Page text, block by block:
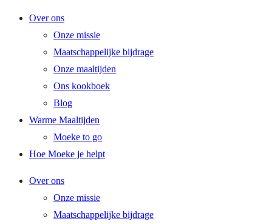
Over ons
Onze missie
Maatschappelijke bijdrage
Onze maaltijden
Ons kookboek
Blog
Warme Maaltijden
Moeke to go
Hoe Moeke je helpt
Over ons
Onze missie
Maatschappelijke bijdrage